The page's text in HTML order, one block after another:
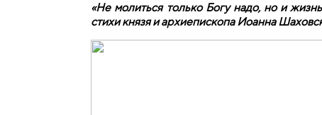
«Не молиться только Богу надо, но и
стихи князя и архиепископа Иоанна